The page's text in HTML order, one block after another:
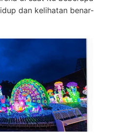
dan kelihatan benar-